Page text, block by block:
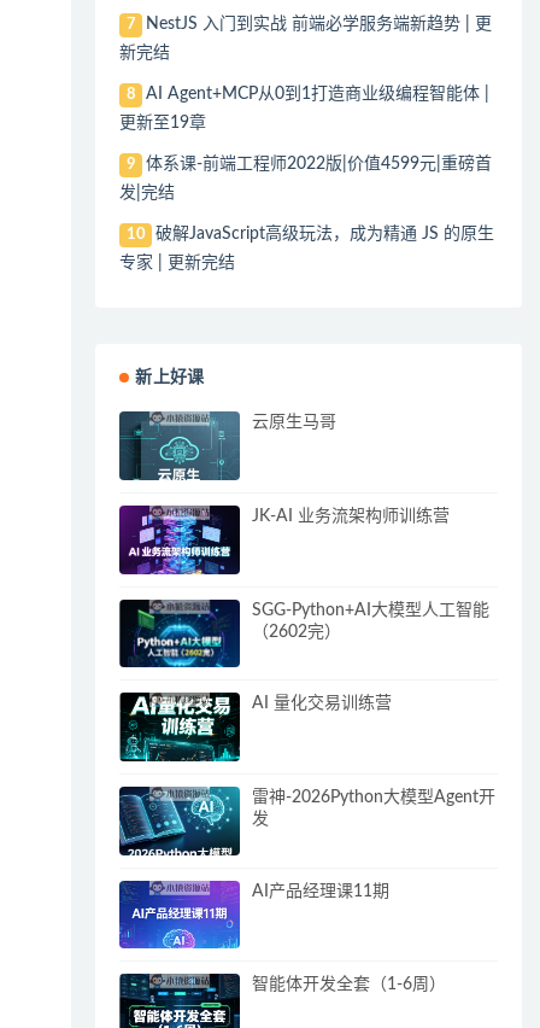
7
NestJS 入门到实战 前端必学服务端新趋势 | 更
新完结
8
AI Agent+MCP从0到1打造商业级编程智能体 |
更新至19章
9
体系课-前端工程师2022版|价值4599元|重磅首
发|完结
10
破解JavaScript高级玩法，成为精通 JS 的原生
专家 | 更新完结
新上好课
云原生马哥
JK-AI 业务流架构师训练营
SGG-Python+AI大模型人工智能
（2602完）
AI 量化交易训练营
雷神-2026Python大模型Agent开
发
AI产品经理课11期
智能体开发全套（1-6周）